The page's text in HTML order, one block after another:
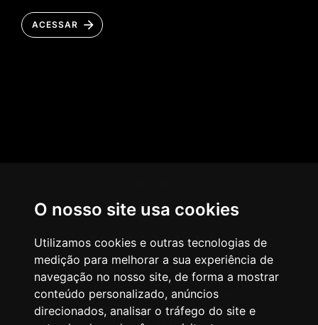
O nosso site usa cookies
Utilizamos cookies e outras tecnologias de
medição para melhorar a sua experiência de
navegação no nosso site, de forma a mostrar
conteúdo personalizado, anúncios
direcionados, analisar o tráfego do site e
ACESSAR
AGÊNCIA
COMO PENSAMOS
NOSSOS SERVIÇOS
CASES & CLIENTES